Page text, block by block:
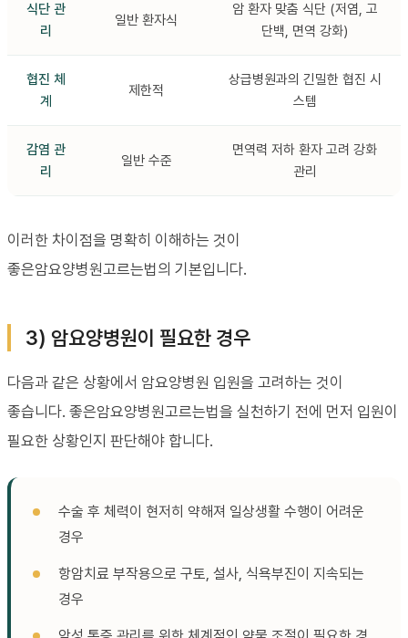
식단 관
리
일반 환자식
암 환자 맞춤 식단 (저염, 고
단백, 면역 강화)
협진 체
계
제한적
상급병원과의 긴밀한 협진 시
스템
감염 관
리
일반 수준
면역력 저하 환자 고려 강화
관리
이러한 차이점을 명확히 이해하는 것이
좋은암요양병원고르는법의 기본입니다.
3) 암요양병원이 필요한 경우
다음과 같은 상황에서 암요양병원 입원을 고려하는 것이
좋습니다. 좋은암요양병원고르는법을 실천하기 전에 먼저 입원이
필요한 상황인지 판단해야 합니다.
수술 후 체력이 현저히 약해져 일상생활 수행이 어려운
경우
항암치료 부작용으로 구토, 설사, 식욕부진이 지속되는
경우